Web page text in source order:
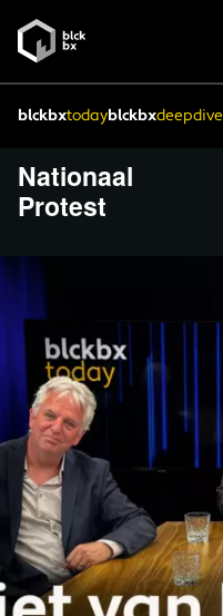
blckbxtodayblckbxdeepdive
Nationaal
Protest